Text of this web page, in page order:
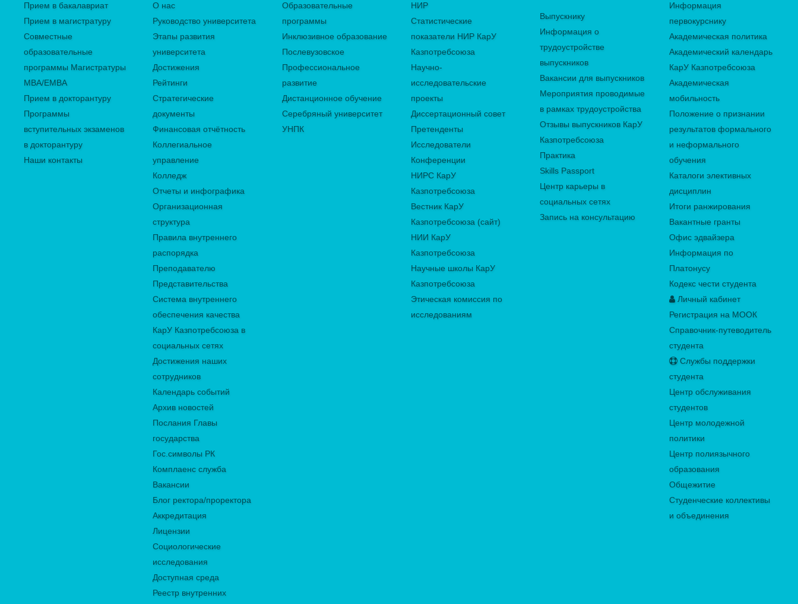
Прием в бакалавриат
Прием в магистратуру
Совместные
образовательные
программы Магистратуры
MBA/EMBA
Прием в докторантуру
Программы
вступительных экзаменов
в докторантуру
Наши контакты
О нас
Руководство университета
Этапы развития
университета
Достижения
Рейтинги
Стратегические
документы
Финансовая отчётность
Коллегиальное
управление
Колледж
Отчеты и инфографика
Организационная
структура
Правила внутреннего
распорядка
Преподавателю
Представительства
Система внутреннего
обеспечения качества
КарУ Казпотребсоюза в
социальных сетях
Достижения наших
сотрудников
Календарь событий
Архив новостей
Послания Главы
государства
Гос.символы РК
Комплаенс служба
Вакансии
Блог ректора/проректора
Аккредитация
Лицензии
Социологические
исследования
Доступная среда
Реестр внутренних
Образовательные
программы
Инклюзивное образование
Послевузовское
Профессиональное
развитие
Дистанционное обучение
Серебряный университет
УНПК
НИР
Статистические
показатели НИР КарУ
Казпотребсоюза
Научно-
исследовательские
проекты
Диссертационный совет
Претенденты
Исследователи
Конференции
НИРС КарУ
Казпотребсоюза
Вестник КарУ
Казпотребсоюза (сайт)
НИИ КарУ
Казпотребсоюза
Научные школы КарУ
Казпотребсоюза
Этическая комиссия по
исследованиям
Выпускнику
Информация о
трудоустройстве
выпускников
Вакансии для выпускников
Мероприятия проводимые
в рамках трудоустройства
Отзывы выпускников КарУ
Казпотребсоюза
Практика
Skills Passport
Центр карьеры в
социальных сетях
Запись на консультацию
Информация
первокурснику
Академическая политика
Академический календарь
КарУ Казпотребсоюза
Академическая
мобильность
Положение о признании
результатов формального
и неформального
обучения
Каталоги элективных
дисциплин
Итоги ранжирования
Вакантные гранты
Офис эдвайзера
Информация по
Платонусу
Кодекс чести студента
Личный кабинет
Регистрация на МООК
Справочник-путеводитель
студента
Службы поддержки
студента
Центр обслуживания
студентов
Центр молодежной
политики
Центр полиязычного
образования
Общежитие
Студенческие коллективы
и объединения